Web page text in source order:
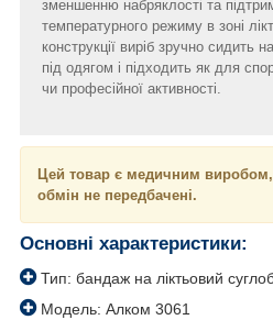
зменшенню набряклості та
температурного режиму в зоні
конструкції виріб зручно сидить
під одягом і підходить як для
чи професійної активності.
Цей товар є медичним
обмін не передбачені.
Основні характеристики:
Тип: бандаж на ліктьовий
Модель: Алком 3061